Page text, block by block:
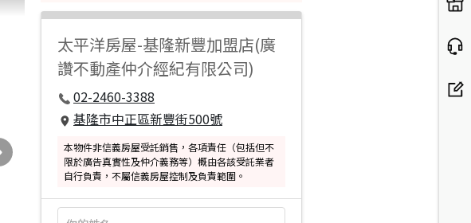
太平洋房屋-基隆新豐加盟店(廣
讚不動產仲介經紀有限公司)
02-2460-3388
基隆市中正區新豐街500號
本物件非信義房屋受託銷售，各項責任（包括但不
限於廣告真實性及仲介義務等）概由各該受託業者
自行負責，不屬信義房屋控制及負責範圍。